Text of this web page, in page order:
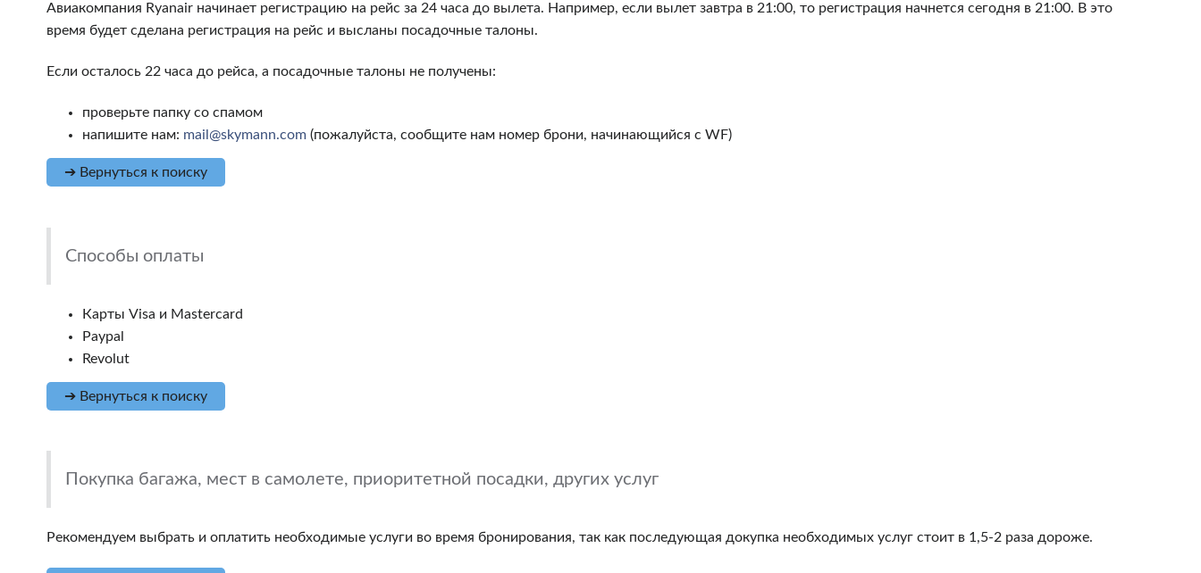
Авиакомпания Ryanair начинает регистрацию на рейс за 24 часа до вылета. Например, если вылет завтра в 21:00, то регистрация начнется сегодня в 21:00. В это
время будет сделана регистрация на рейс и высланы посадочные талоны.
Если осталось 22 часа до рейса, а посадочные талоны не получены:
проверьте папку со спамом
напишите нам: mail@skymann.com (пожалуйста, сообщите нам номер брони, начинающийся с WF)
➔ Вернуться к поиску
Способы оплаты
Карты Visa и Mastercard
Paypal
Revolut
➔ Вернуться к поиску
Покупка багажа, мест в самолете, приоритетной посадки, других услуг
Рекомендуем выбрать и оплатить необходимые услуги во время бронирования, так как последующая докупка необходимых услуг стоит в 1,5-2 раза дороже.